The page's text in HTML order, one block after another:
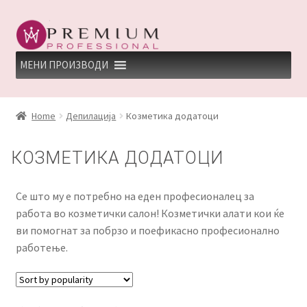
Skip
to
navigation
Skip
to
content
МЕНИ ПРОИЗВОДИ
HOME
REFUND AND RETURNS POLICY
UNDP
ДЕПИЛАЦИЈА
КЕРАТИНСКИ ТРЕМАН BY KYANA QUEEN
Home Депилација Козметика додатоци
КОЗМЕТИКА ДОДАТОЦИ
Се што му е потребно на еден професионалец за
работа во козметички салон! Козметички алати кои ќе
ви помогнат за побрзо и поефикасно професионално
работење.